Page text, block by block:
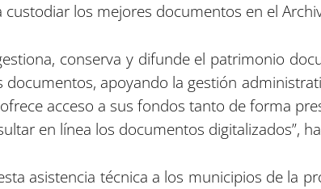
los mejores documentos en el
conserva y difunde el patrimonio
documentos, apoyando la gestión
acceso a sus fondos tanto de forma
en línea los documentos digitalizados”,
asistencia técnica a los municipios de la